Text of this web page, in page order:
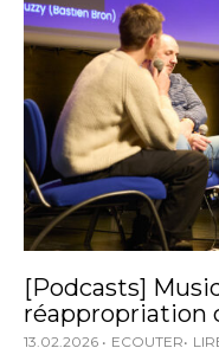
[Podcasts]
réappropriation
13.02.2026 ECOUTER